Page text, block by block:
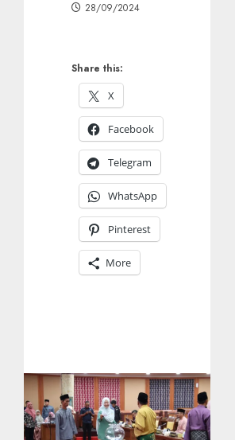
Share this:
X
Facebook
Telegram
WhatsApp
Pinterest
More
28/09/2024